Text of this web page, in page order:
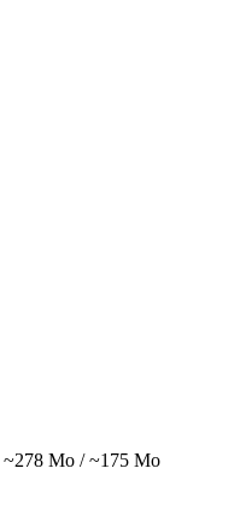
~278 Mo / ~175 Mo